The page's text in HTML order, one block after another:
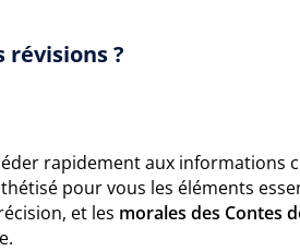
révisions ?
rapidement aux informations
pour vous les éléments
et les morales des Contes